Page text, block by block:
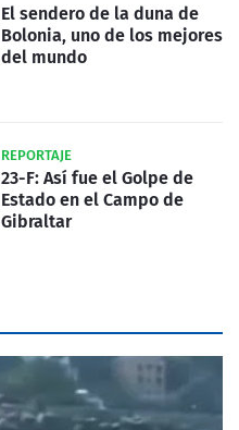
El sendero de la duna de
Bolonia, uno de los mejores
del mundo
REPORTAJE
23-F: Así fue el Golpe de
Estado en el Campo de
Gibraltar